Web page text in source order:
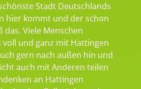
Stadt Deutschlands
hier kommt und der schon
das. Viele Menschen
und ganz mit Hattingen
gern nach außen hin und
auch mit Anderen teilen
an Hattingen